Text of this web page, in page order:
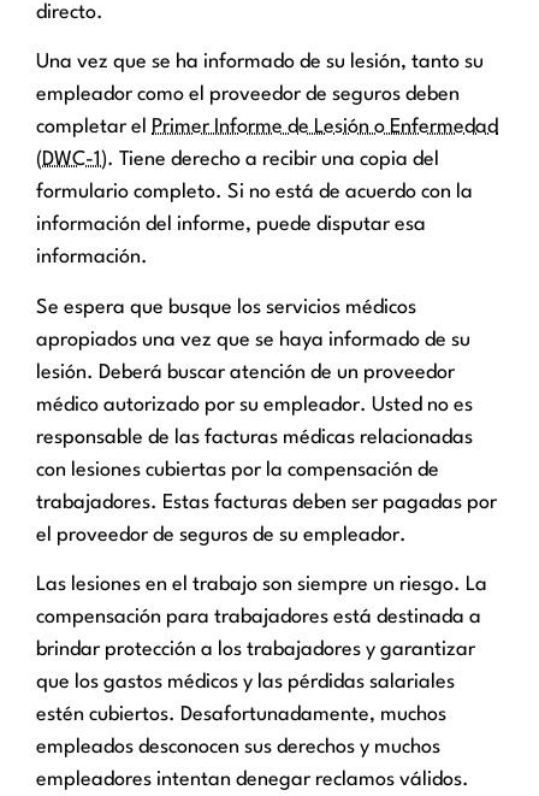
directo.
Una vez que se ha informado de su lesión, tanto su
empleador como el proveedor de seguros deben
completar el
Primer Informe de Lesión o Enfermedad
(DWC-1). Tiene derecho a recibir una copia del
formulario completo. Si no está de acuerdo con la
información del informe, puede disputar esa
información.
Se espera que busque los servicios médicos
apropiados una vez que se haya informado de su
lesión. Deberá buscar atención de un proveedor
médico autorizado por su empleador. Usted no es
responsable de las facturas médicas relacionadas
con lesiones cubiertas por la compensación de
trabajadores. Estas facturas deben ser pagadas por
el proveedor de seguros de su empleador.
Las lesiones en el trabajo son siempre un riesgo. La
compensación para trabajadores está destinada a
brindar protección a los trabajadores y garantizar
que los gastos médicos y las pérdidas salariales
estén cubiertos. Desafortunadamente, muchos
empleados desconocen sus derechos y muchos
empleadores intentan denegar reclamos válidos.